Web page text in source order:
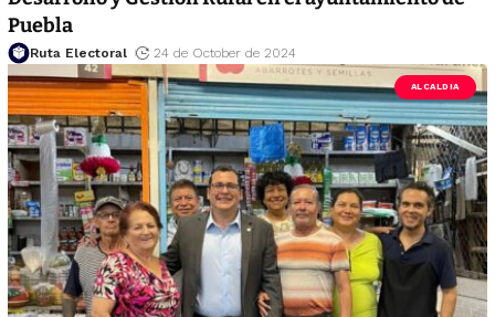
Puebla
Ruta Electoral 24 de October de 2024
ALCALDIA